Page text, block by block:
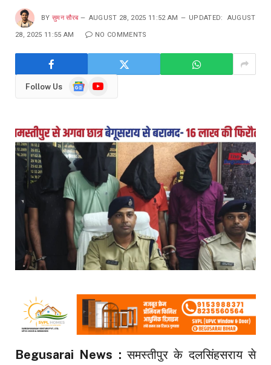
BY सुमन सौरब AUGUST 28, 2025 11:52 AM UPDATED: AUGUST
28, 2025 11:55 AM NO COMMENTS
Follow Us
GoogleYouTube
Begusarai News : समस्तीपुर के दलसिंहसराय से